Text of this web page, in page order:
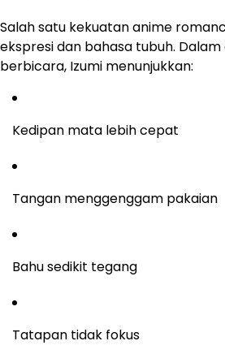
Salah satu kekuatan anime
ekspresi dan bahasa tubuh.
berbicara, Izumi menunjukkan:
Kedipan mata lebih cepat
Tangan menggenggam pakaian
Bahu sedikit tegang
Tatapan tidak fokus